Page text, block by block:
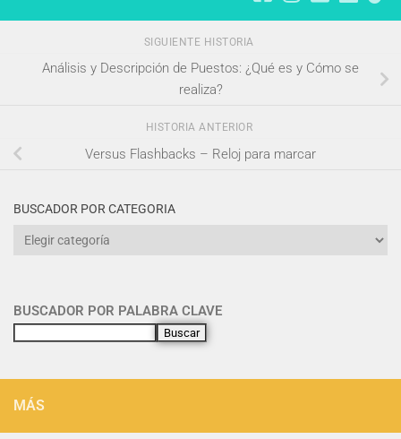
SIGUIENTE HISTORIA
Análisis y Descripción de Puestos: ¿Qué es y Cómo se
realiza?
HISTORIA ANTERIOR
Versus Flashbacks – Reloj para marcar
BUSCADOR POR CATEGORIA
BUSCADOR POR PALABRA CLAVE
Buscar
MÁS